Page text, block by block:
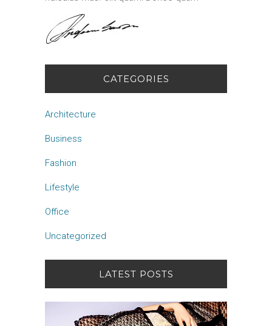
CATEGORIES
Architecture
Business
Fashion
Lifestyle
Office
Uncategorized
LATEST POSTS